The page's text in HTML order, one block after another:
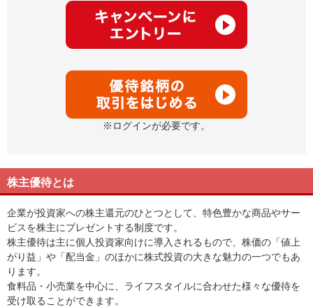
※ログインが必要です。
株主優待とは
企業が投資家への株主還元のひとつとして、特色豊かな商品やサー
ビスを株主にプレゼントする制度です。
株主優待は主に個人投資家向けに導入されるもので、株価の「値上
がり益」や「配当金」のほかに株式投資の大きな魅力の一つでもあ
ります。
食料品・小売業を中心に、ライフスタイルに合わせた様々な優待を
受け取ることができます。